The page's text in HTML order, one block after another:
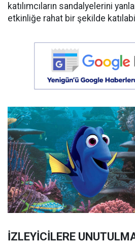
katılımcıların sandalyelerini
etkinliğe rahat bir şekilde
İZLEYİCİLERE